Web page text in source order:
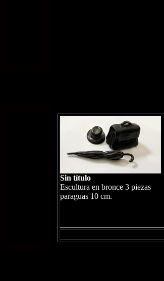
Sin título
Escultura en bronce 3 piezas
paraguas 10 cm.